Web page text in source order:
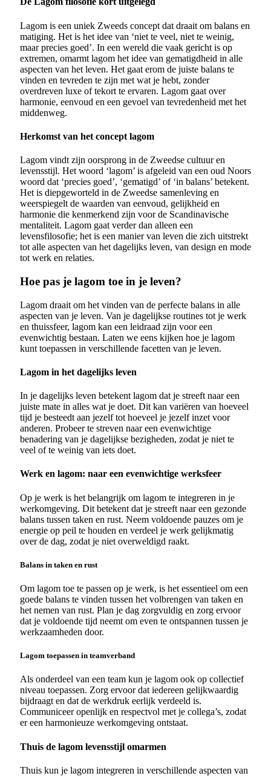
Lagom is een uniek Zweeds concept dat draait om balans en
matiging. Het is het idee van ‘niet te veel, niet te weinig,
maar precies goed’. In een wereld die vaak gericht is op
extremen, omarmt lagom het idee van gematigdheid in alle
aspecten van het leven. Het gaat erom de juiste balans te
vinden en tevreden te zijn met wat je hebt, zonder
overdreven luxe of tekort te ervaren. Lagom gaat over
harmonie, eenvoud en een gevoel van tevredenheid met het
middenweg.
Herkomst van het concept lagom
Lagom vindt zijn oorsprong in de Zweedse cultuur en
levensstijl. Het woord ‘lagom’ is afgeleid van een oud Noors
woord dat ‘precies goed’, ‘gematigd’ of ‘in balans’ betekent.
Het is diepgeworteld in de Zweedse samenleving en
weerspiegelt de waarden van eenvoud, gelijkheid en
harmonie die kenmerkend zijn voor de Scandinavische
mentaliteit. Lagom gaat verder dan alleen een
levensfilosofie; het is een manier van leven die zich uitstrekt
tot alle aspecten van het dagelijks leven, van design en mode
tot werk en relaties.
Hoe pas je lagom toe in je leven?
Lagom draait om het vinden van de perfecte balans in alle
aspecten van je leven. Van je dagelijkse routines tot je werk
en thuissfeer, lagom kan een leidraad zijn voor een
evenwichtig bestaan. Laten we eens kijken hoe je lagom
kunt toepassen in verschillende facetten van je leven.
Lagom in het dagelijks leven
In je dagelijks leven betekent lagom dat je streeft naar een
juiste mate in alles wat je doet. Dit kan variëren van hoeveel
tijd je besteedt aan jezelf tot hoeveel je jezelf inzet voor
anderen. Probeer te streven naar een evenwichtige
benadering van je dagelijkse bezigheden, zodat je niet te
veel of te weinig van iets doet.
Werk en lagom: naar een evenwichtige werksfeer
Op je werk is het belangrijk om lagom te integreren in je
werkomgeving. Dit betekent dat je streeft naar een gezonde
balans tussen taken en rust. Neem voldoende pauzes om je
energie op peil te houden en verdeel je werk gelijkmatig
over de dag, zodat je niet overweldigd raakt.
Balans in taken en rust
Om lagom toe te passen op je werk, is het essentieel om een
goede balans te vinden tussen het volbrengen van taken en
het nemen van rust. Plan je dag zorgvuldig en zorg ervoor
dat je voldoende tijd neemt om even te ontspannen tussen je
werkzaamheden door.
Lagom toepassen in teamverband
Als onderdeel van een team kun je lagom ook op collectief
niveau toepassen. Zorg ervoor dat iedereen gelijkwaardig
bijdraagt en dat de werkdruk eerlijk verdeeld is.
Communiceer openlijk en respectvol met je collega’s, zodat
er een harmonieuze werkomgeving ontstaat.
Thuis de lagom levensstijl omarmen
Thuis kun je lagom integreren in verschillende aspecten van